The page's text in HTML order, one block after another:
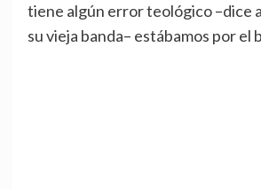
tiene algún error teológico –dice
su vieja banda– estábamos por el